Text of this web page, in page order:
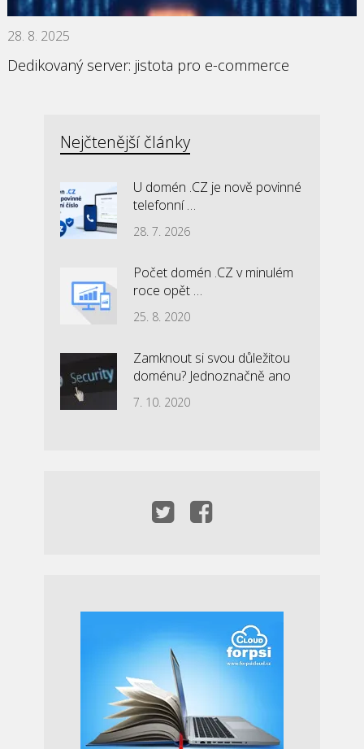
28. 8. 2025
Dedikovaný server: jistota pro e-commerce
Nejčtenější články
U domén .CZ je nově povinné
telefonní …
28. 7. 2026
Počet domén .CZ v minulém
roce opět …
25. 8. 2020
Zamknout si svou důležitou
doménu? Jednoznačně ano
7. 10. 2020